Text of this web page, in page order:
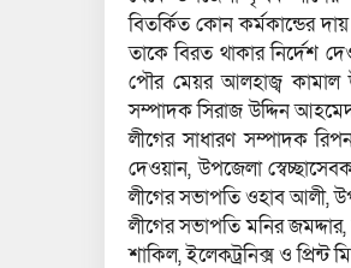
বিতর্কিত কোন কর্মকান্ডের
তাকে বিরত থাকার নির্দেশ
পৌর মেয়র আলহাজ্ব কামাল
সম্পাদক সিরাজ উদ্দিন
লীগের সাধারণ সম্পাদক
দেওয়ান, উপজেলা
লীগের সভাপতি ওহাব আলী,
লীগের সভাপতি মনির
শাকিল, ইলেকট্রনিক্স ও